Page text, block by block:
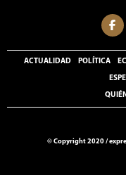
ACTUALIDAD POLÍTICA
© Copyright 2020 /